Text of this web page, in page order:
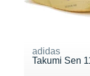
adidas
Takumi Sen